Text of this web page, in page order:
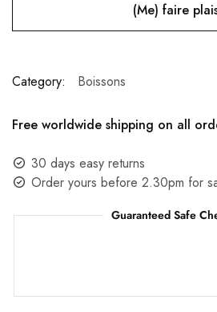
(Me) faire
Category: Boissons
Free worldwide shipping on all
30 days easy returns
Order yours before 2.30pm for
Guaranteed Safe